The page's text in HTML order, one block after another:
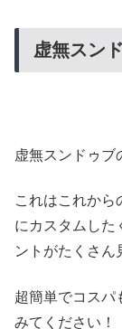
虚無スン
虚無スンドゥブ
これはこれから
にカスタムした
ントがたくさん
超簡単でコスパ
みてください！